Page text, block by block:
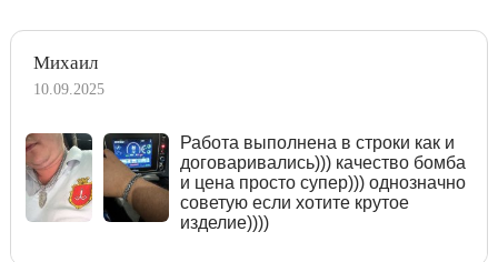
Михаил
10.09.2025
Работа выполнена в строки как и
договаривались))) качество бомба
и цена просто супер))) однозначно
советую если хотите крутое
изделие))))